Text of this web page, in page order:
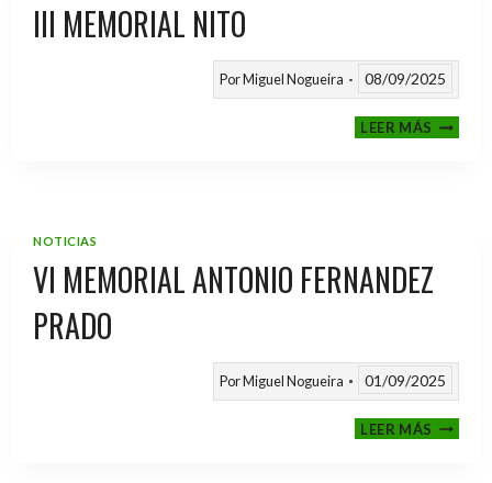
III MEMORIAL NITO
PorMiguel Nogueira 08/09/2025
LEER MÁSIII
NOTICIAS
VI MEMORIAL ANTONIO FERNANDEZ
PRADO
PorMiguel Nogueira 01/09/2025
LEER MÁSVI